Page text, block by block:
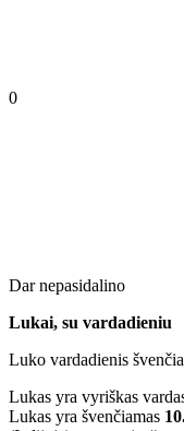
0
Dar nepasidalino
Lukai, su vardadieniu
Luko vardadienis
Lukas yra vyriškas
Lukas yra švenčiamas